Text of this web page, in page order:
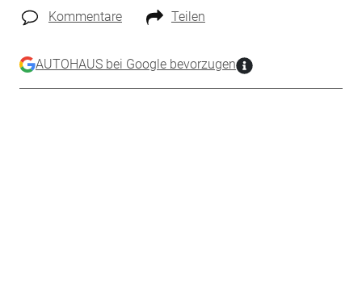
Kommentare Teilen
AUTOHAUS bei Google bevorzugen